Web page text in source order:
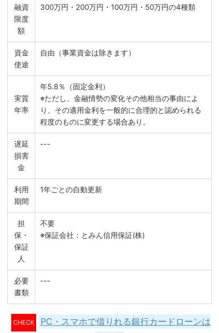
融資
限度
額
300万円・200万円・100万円・50万円の4種類
資金
使途
自由（事業資金は除きます）
実質
年率
年5.8％（固定金利）
※ただし、金融情勢の変化その他相当の事由によ
り、その適用金利を一般的に合理的と認められる
程度のものに変更する場合あり。
遅延
損害
金
---
利用
期間
1年ごとの自動更新
担
保・
保証
人
不要
※保証会社：とみん信用保証(株)
必要
書類
---
CHECK
PC・スマホで借りれる銀行カードローンは